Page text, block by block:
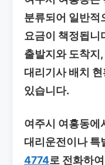
분류되어 일반
요금이 책정됩니
출발지와 도착지
대리기사 배치
있습니다.
여주시 여흥동에
대리운전이나 특
4774로 전화하